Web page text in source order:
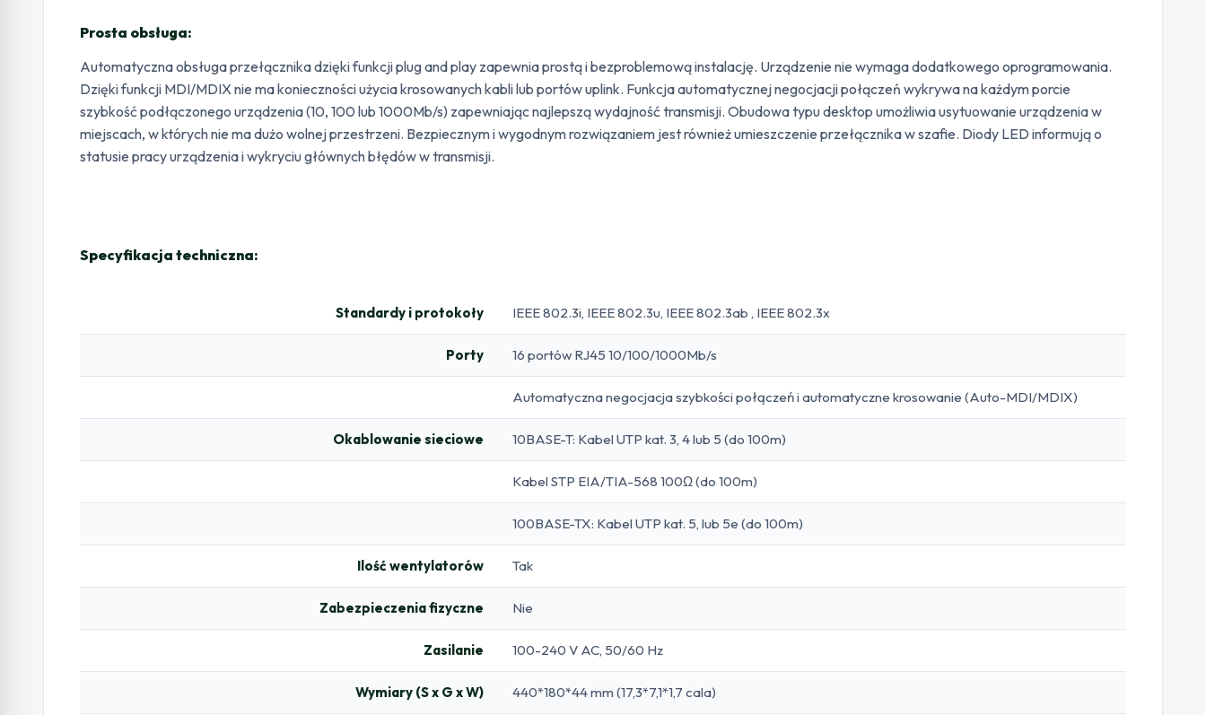
Prosta obsługa:
Automatyczna obsługa przełącznika dzięki funkcji plug and play zapewnia prostą i bezproblemową instalację. Urządzenie nie wymaga dodatkowego oprogramowania.
Dzięki funkcji MDI/MDIX nie ma konieczności użycia krosowanych kabli lub portów uplink. Funkcja automatycznej negocjacji połączeń wykrywa na każdym porcie
szybkość podłączonego urządzenia (10, 100 lub 1000Mb/s) zapewniając najlepszą wydajność transmisji. Obudowa typu desktop umożliwia usytuowanie urządzenia w
miejscach, w których nie ma dużo wolnej przestrzeni. Bezpiecznym i wygodnym rozwiązaniem jest również umieszczenie przełącznika w szafie. Diody LED informują o
statusie pracy urządzenia i wykryciu głównych błędów w transmisji.
Specyfikacja techniczna:
Standardy i protokoły IEEE 802.3i, IEEE 802.3u, IEEE 802.3ab , IEEE 802.3x
Porty 16 portów RJ45 10/100/1000Mb/s
Automatyczna negocjacja szybkości połączeń i automatyczne krosowanie (Auto-MDI/MDIX)
Okablowanie sieciowe 10BASE-T: Kabel UTP kat. 3, 4 lub 5 (do 100m)
Kabel STP EIA/TIA-568 100Ω (do 100m)
100BASE-TX: Kabel UTP kat. 5, lub 5e (do 100m)
Ilość wentylatorów Tak
Zabezpieczenia fizyczne Nie
Zasilanie 100-240 V AC, 50/60 Hz
Wymiary (S x G x W) 440*180*44 mm (17,3*7,1*1,7 cala)